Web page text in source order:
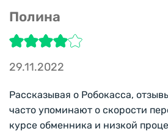
Полина
29.11.2022
Рассказывая о Робокасса,
часто упоминают о скорости
курсе обменника и низкой